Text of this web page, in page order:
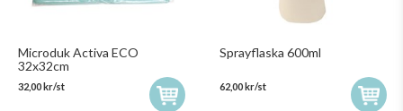
Microduk Activa ECO
32x32cm
32,00 kr/st
Sprayflaska 600ml
62,00 kr/st